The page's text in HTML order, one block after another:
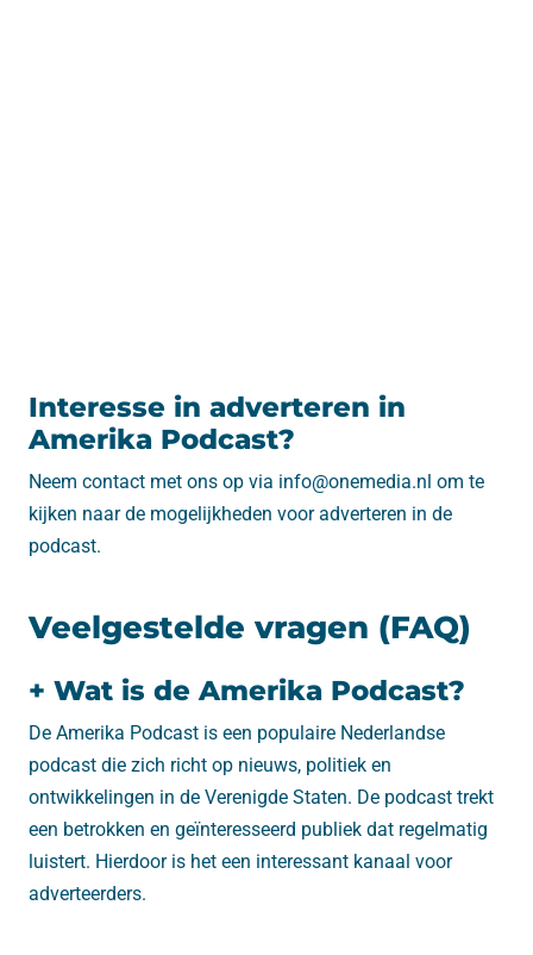
Interesse in adverteren in
Amerika Podcast?
Neem contact met ons op via info@onemedia.nl om te
kijken naar de mogelijkheden voor adverteren in de
podcast.
Veelgestelde vragen (FAQ)
+ Wat is de Amerika Podcast?
De Amerika Podcast is een populaire Nederlandse
podcast die zich richt op nieuws, politiek en
ontwikkelingen in de Verenigde Staten. De podcast trekt
een betrokken en geïnteresseerd publiek dat regelmatig
luistert. Hierdoor is het een interessant kanaal voor
adverteerders.